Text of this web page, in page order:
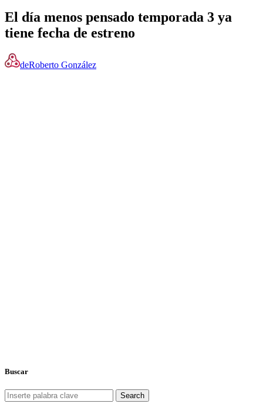
El día menos pensado temporada 3 ya
tiene fecha de estreno
deRoberto González
Buscar
Search